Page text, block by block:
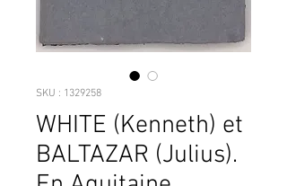
SKU : 1329258
WHITE (Kenneth) et
BALTAZAR (Julius).